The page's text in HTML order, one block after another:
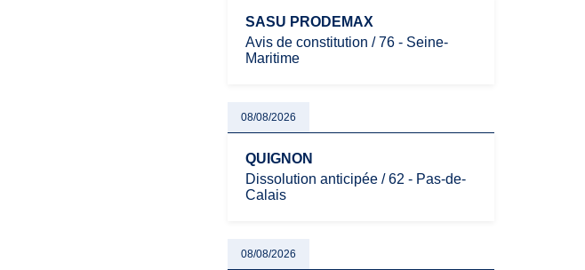
SASU PRODEMAX
Avis de constitution / 76 - Seine-
Maritime
08/08/2026
QUIGNON
Dissolution anticipée / 62 - Pas-de-
Calais
08/08/2026